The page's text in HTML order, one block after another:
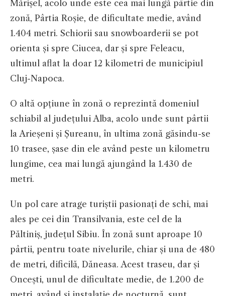
Mărișel, acolo unde este cea mai lungă pârtie din
zonă, Pârtia Roșie, de dificultate medie, având
1.404 metri. Schiorii sau snowboarderii se pot
orienta și spre Ciucea, dar și spre Feleacu,
ultimul aflat la doar 12 kilometri de municipiul
Cluj-Napoca.
O altă opțiune în zonă o reprezintă domeniul
schiabil al județului Alba, acolo unde sunt pârtii
la Arieșeni și Șureanu, în ultima zonă găsindu-se
10 trasee, șase din ele având peste un kilometru
lungime, cea mai lungă ajungând la 1.430 de
metri.
Un pol care atrage turiștii pasionați de schi, mai
ales pe cei din Transilvania, este cel de la
Păltiniș, județul Sibiu. În zonă sunt aproape 10
pârtii, pentru toate nivelurile, chiar și una de 480
de metri, dificilă, Dăneasa. Acest traseu, dar și
Oncești, unul de dificultate medie, de 1.200 de